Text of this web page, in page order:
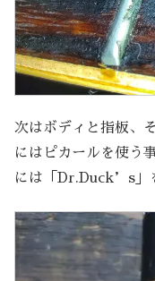
次はボディと指板、
にはピカールを使う
には「Dr.Duck’s」